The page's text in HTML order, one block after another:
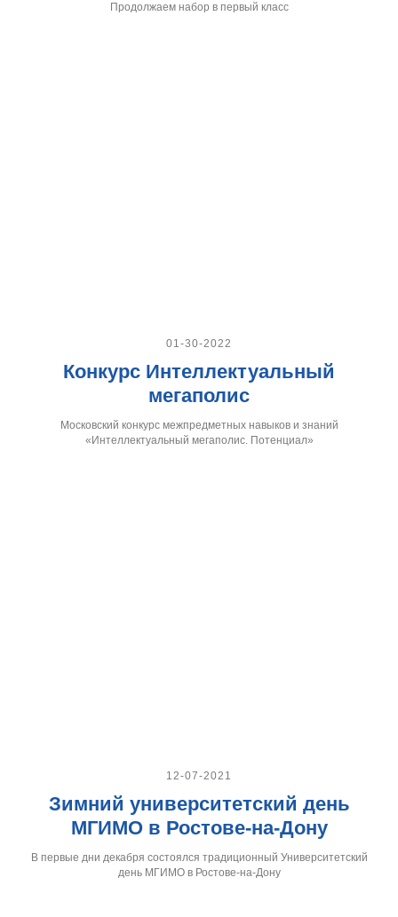
Продолжаем набор в первый класс
01-30-2022
Конкурс Интеллектуальный
мегаполис
Московский конкурс межпредметных навыков и знаний
«Интеллектуальный мегаполис. Потенциал»
12-07-2021
Зимний университетский день
МГИМО в Ростове-на-Дону
В первые дни декабря состоялся традиционный Университетский
день МГИМО в Ростове-на-Дону